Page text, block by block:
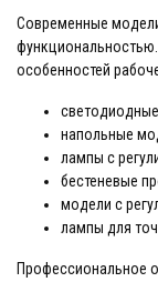
Современные
особенностей
напольные
лампы с
бестеневые
модели с
лампы для
Профессиональное